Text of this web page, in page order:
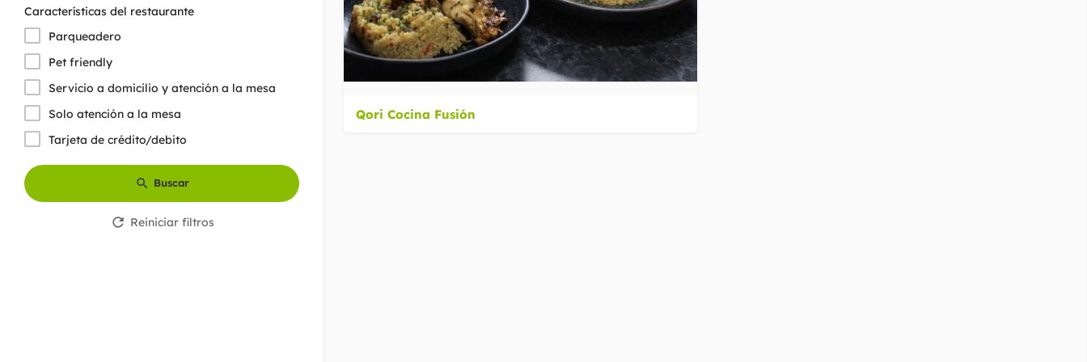
Características del restaurante
Parqueadero
Pet friendly
Servicio a domicilio y atención a la mesa
Solo atención a la mesa
Tarjeta de crédito/debito
Buscar
Reiniciar filtros
Qori Cocina Fusión